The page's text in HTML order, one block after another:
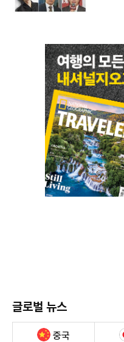
글로벌 뉴스
중국